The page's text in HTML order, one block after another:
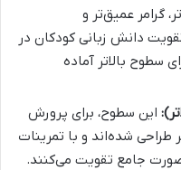
گرامر عمیق‌تر و
دانش زبانی کودکان در
سطوح بالاتر آماده
این سطوح، برای پرورش
طراحی شده‌اند و با تمرینات
صورت جامع تقویت می‌کنند.